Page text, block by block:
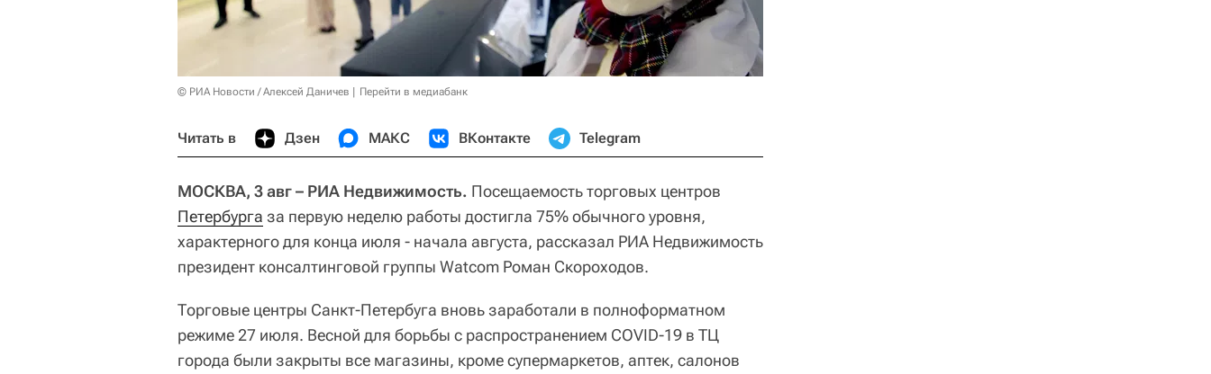
© РИА Новости / Алексей Даничев Перейти в медиабанк
Читать в Дзен МАКС ВКонтакте Telegram
МОСКВА, 3 авг – РИА Недвижимость. Посещаемость торговых центров
Петербурга за первую неделю работы достигла 75% обычного уровня,
характерного для конца июля - начала августа, рассказал РИА Недвижимость
президент консалтинговой группы Watcom Роман Скороходов.
Торговые центры Санкт-Петербуга вновь заработали в полноформатном
режиме 27 июля. Весной для борьбы с распространением COVID-19 в ТЦ
города были закрыты все магазины, кроме супермаркетов, аптек, салонов